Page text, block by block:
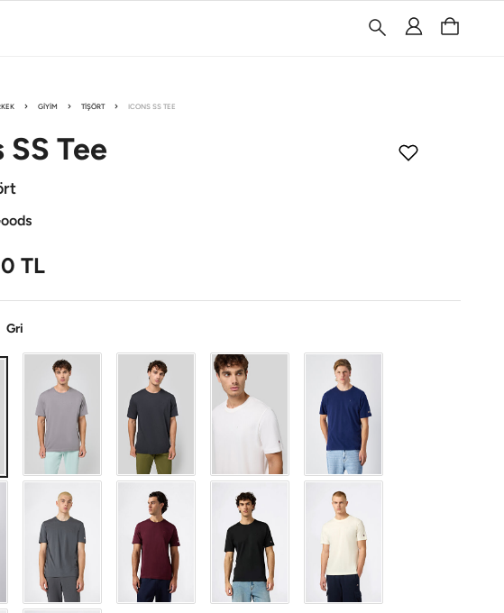
GIYIM TIŞÖRT ICONS SS TEE
SS Tee
TL
Gri